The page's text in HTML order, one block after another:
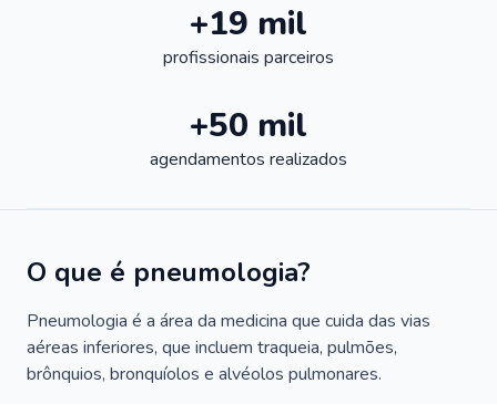
+19 mil
profissionais parceiros
+50 mil
agendamentos realizados
O que é pneumologia?
Pneumologia é a área da medicina que cuida das vias
aéreas inferiores, que incluem traqueia, pulmões,
brônquios, bronquíolos e alvéolos pulmonares.